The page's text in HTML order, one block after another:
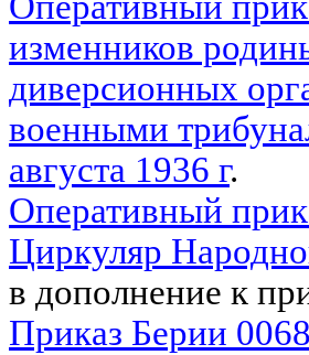
изменников
диверсионных
военными
августа 1936 г.
Оперативный
Циркуляр
в дополнение к
Приказ Берии